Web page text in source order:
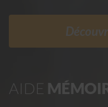
AIDE